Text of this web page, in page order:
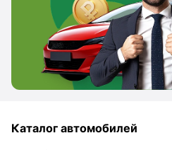
Каталог автомобилей